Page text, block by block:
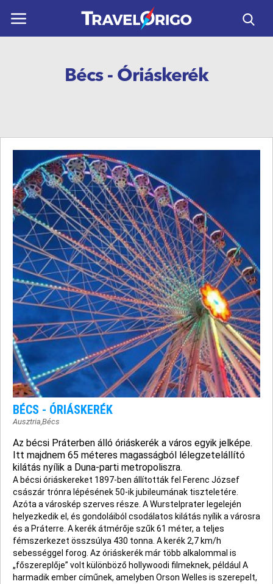
NAPTÁR
KAPCSOLAT
HASZNOS
Bécs - Óriáskerék
BÉCS - ÓRIÁSKERÉK
Ausztria,Bécs
Az bécsi Práterben álló óriáskerék a város egyik jelképe.
Itt majdnem 65 méteres magasságból lélegzetelállító
kilátás nyílik a Duna-parti metropoliszra.
A bécsi óriáskereket 1897-ben állították fel Ferenc József
császár trónra lépésének 50-ik jubileumának tiszteletére.
Azóta a városkép szerves része. A Wurstelprater legelején
helyezkedik el, és gondoláiból csodálatos kilátás nyílik a városra
és a Práterre. A kerék átmérője szűk 61 méter, a teljes
fémszerkezet összsúlya 430 tonna. A kerék 2,7 km/h
sebességgel forog. Az óriáskerék már több alkalommal is
„főszereplője” volt különböző hollywoodi filmeknek, például A
harmadik ember címűnek, amelyben Orson Welles is szerepelt,